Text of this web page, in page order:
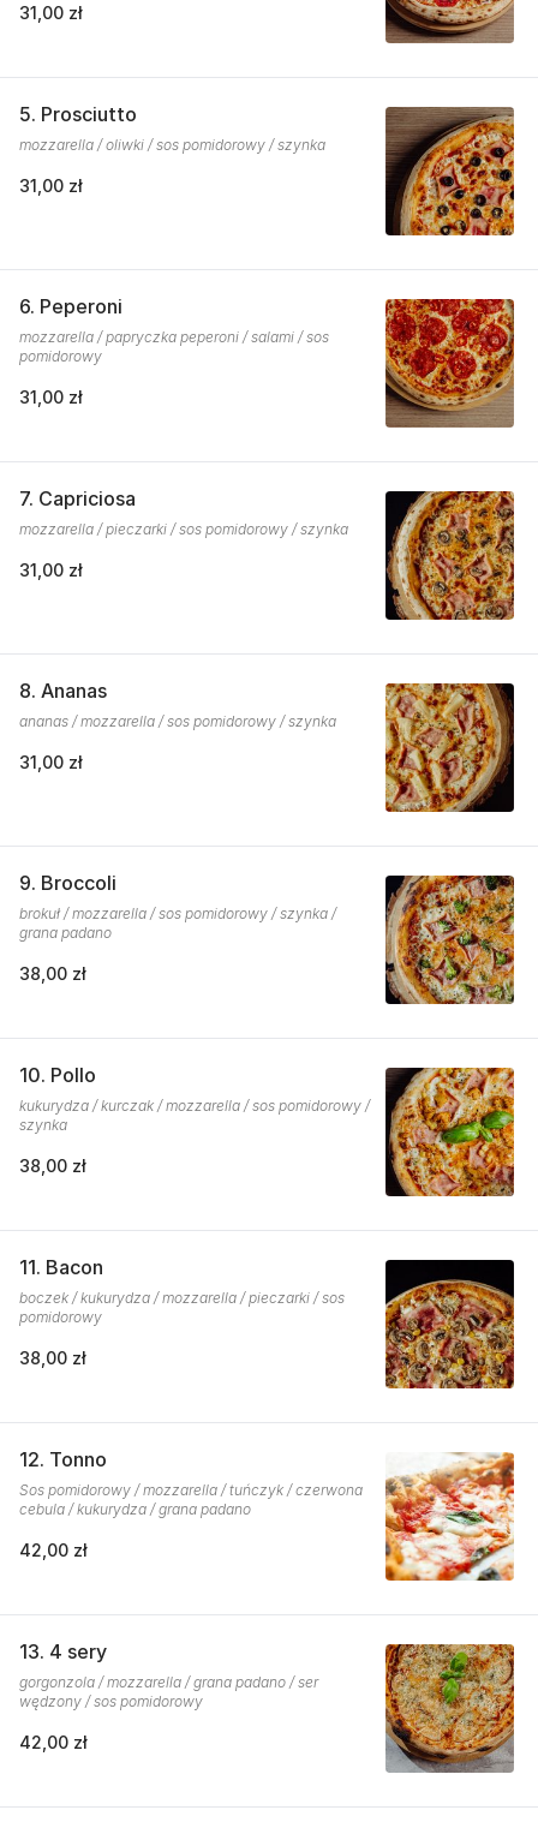
31,00 zł
5. Prosciutto
mozzarella / oliwki / sos pomidorowy / szynka
31,00 zł
6. Peperoni
mozzarella / papryczka peperoni / salami / sos
pomidorowy
31,00 zł
7. Capriciosa
mozzarella / pieczarki / sos pomidorowy / szynka
31,00 zł
8. Ananas
ananas / mozzarella / sos pomidorowy / szynka
31,00 zł
9. Broccoli
brokuł / mozzarella / sos pomidorowy / szynka /
grana padano
38,00 zł
10. Pollo
kukurydza / kurczak / mozzarella / sos pomidorowy /
szynka
38,00 zł
11. Bacon
boczek / kukurydza / mozzarella / pieczarki / sos
pomidorowy
38,00 zł
12. Tonno
Sos pomidorowy / mozzarella / tuńczyk / czerwona
cebula / kukurydza / grana padano
42,00 zł
13. 4 sery
gorgonzola / mozzarella / grana padano / ser
wędzony / sos pomidorowy
42,00 zł